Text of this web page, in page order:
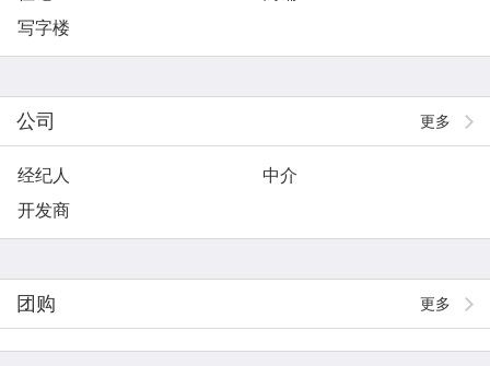
写字楼
更多
公司
经纪人
中介
开发商
更多
团购